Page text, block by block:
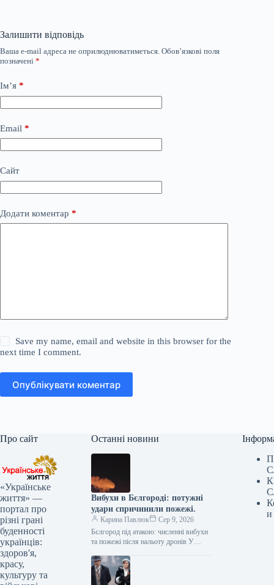
Залишити відповідь
Ваша e-mail адреса не оприлюднюватиметься. Обов’язкові поля
позначені *
Ім’я *
Email *
Сайт
Додати коментар *
Save my name, email and website in this browser for the
next time I comment.
Опублікувати коментар
Про сайт
«Українське
життя» —
портал про
різні грані
буденності
українців:
здоров'я,
красу,
культуру та
Останні новини
Вибухи в Бєлгороді: потужні
удари спричинили пожежі.
Карина Павлюк
Сер 9, 2026
Бєлгород під атакою: численні вибухи
та пожежі після нальоту дронів У
спостерігається серія вибухів та
масштабні пожежі.…
и